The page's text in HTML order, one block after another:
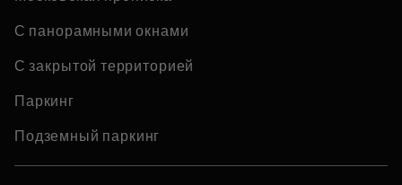
С панорамными окнами
С закрытой территорией
Паркинг
Подземный паркинг